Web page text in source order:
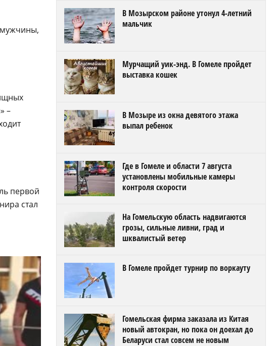
мужчины,
–
первой
стал
В Мозырском районе утонул 4-летний
мальчик
Мурчащий уик-энд. В Гомеле пройдет
выставка кошек
В Мозыре из окна девятого этажа
выпал ребенок
Где в Гомеле и области 7 августа
установлены мобильные камеры
контроля скорости
На Гомельскую область надвигаются
грозы, сильные ливни, град и
шквалистый ветер
В Гомеле пройдет турнир по воркауту
Гомельская фирма заказала из Китая
новый автокран, но пока он доехал до
Беларуси стал совсем не новым